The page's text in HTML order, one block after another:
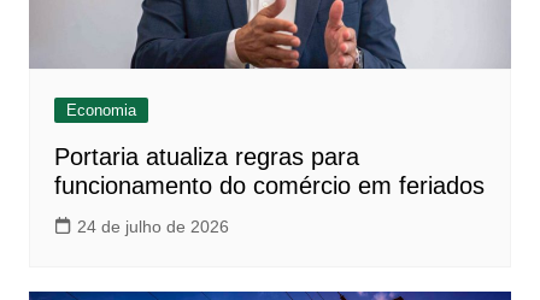
Economia
Portaria atualiza regras para
funcionamento do comércio em feriados
24 de julho de 2026